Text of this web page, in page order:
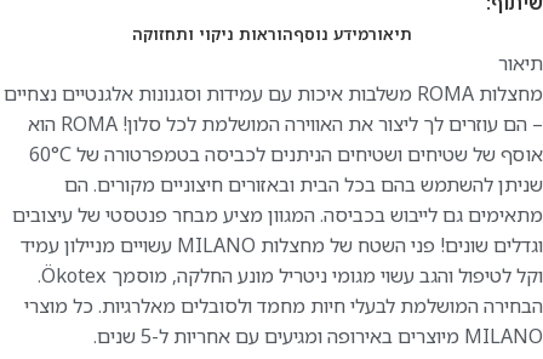
תיאורמידע נוסףהוראות ניקוי ותחזוקה
תיאור
מחצלות ROMA משלבות איכות עם עמידות וסגנונות אלגנטיים נצחיים
– הם עוזרים לך ליצור את האווירה המושלמת לכל סלון! ROMA הוא
אוסף של שטיחים ושטיחים הניתנים לכביסה בטמפרטורה של 60°C
שניתן להשתמש בהם בכל הבית ובאזורים חיצוניים מקורים. הם
מתאימים גם לייבוש בכביסה. המגוון מציע מבחר פנטסטי של עיצובים
וגדלים שונים! פני השטח של מחצלות MILANO עשויים מניילון עמיד
וקל לטיפול והגב עשוי מגומי ניטריל מונע החלקה, מוסמך Ökotex.
הבחירה המושלמת לבעלי חיות מחמד ולסובלים מאלרגיות. כל מוצרי
MILANO מיוצרים באירופה ומגיעים עם אחריות ל-5 שנים.